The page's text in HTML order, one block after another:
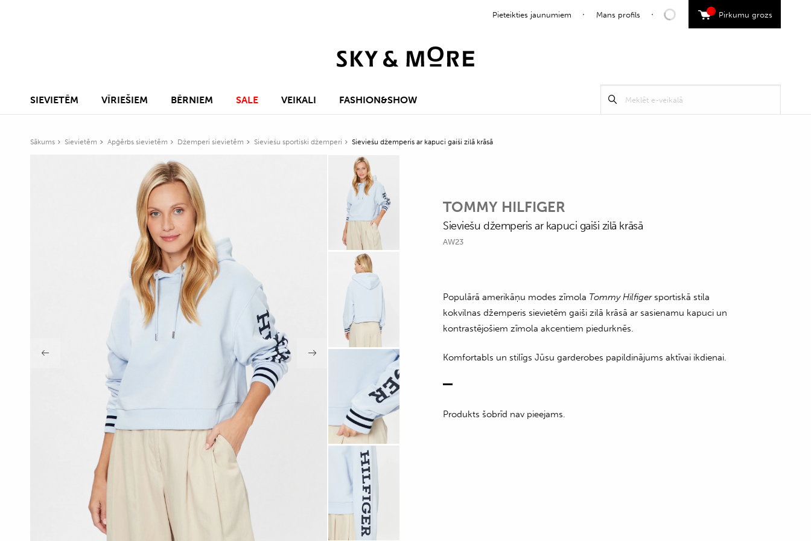
Pieteikties jaunumiem Mans profils Pirkumu grozs
0
SIEVIETĒM VĪRIEŠIEM BĒRNIEM SALE VEIKALI FASHION&SHOW Meklēt
Sākums Sievietēm Apģērbs sievietēm Džemperi sievietēm Sieviešu sportiski džemperi Sieviešu džemperis ar kapuci gaiši zilā krāsā
TOMMY HILFIGER
Sieviešu džemperis ar kapuci gaiši zilā krāsā
AW23
Populārā amerikāņu modes zīmola Tommy Hilfigersportiskā stila
kokvilnas džemperis sievietēm gaiši zilā krāsā ar sasienamu kapuci un
kontrastējošiem zīmola akcentiem piedurknēs.
Komfortabls un stilīgs Jūsu garderobes papildinājums aktīvai ikdienai.
Produkts šobrīd nav pieejams.